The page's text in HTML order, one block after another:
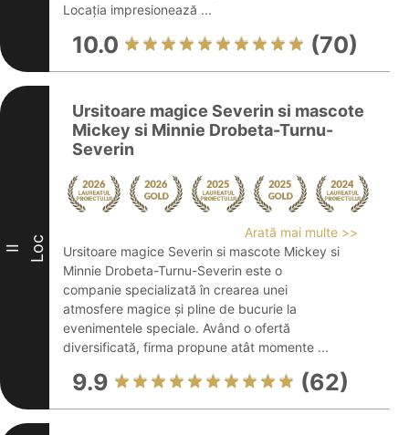
Locația impresionează ...
10.0 (70)
II Loc
Ursitoare magice Severin si mascote
Mickey si Minnie Drobeta-Turnu-
Severin
Arată mai multe >>
Ursitoare magice Severin si mascote Mickey si
Minnie Drobeta-Turnu-Severin este o
companie specializată în crearea unei
atmosfere magice și pline de bucurie la
evenimentele speciale. Având o ofertă
diversificată, firma propune atât momente ...
9.9 (62)